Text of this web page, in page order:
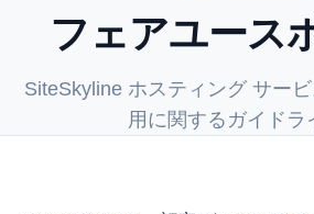
Bengali
Russian
Urdu
フェアユース
SiteSkyline ホスティング サー
用に関するガイドラ